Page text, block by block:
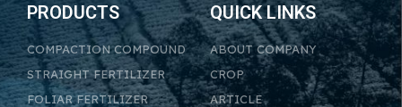
PRODUCTS
COMPACTION COMPOUND
STRAIGHT FERTILIZER
FOLIAR FERTILIZER
QUICK LINKS
ABOUT COMPANY
CROP
ARTICLE